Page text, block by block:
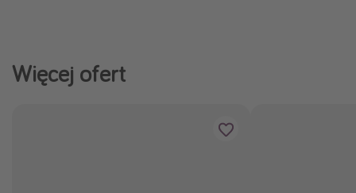
Więcej ofert